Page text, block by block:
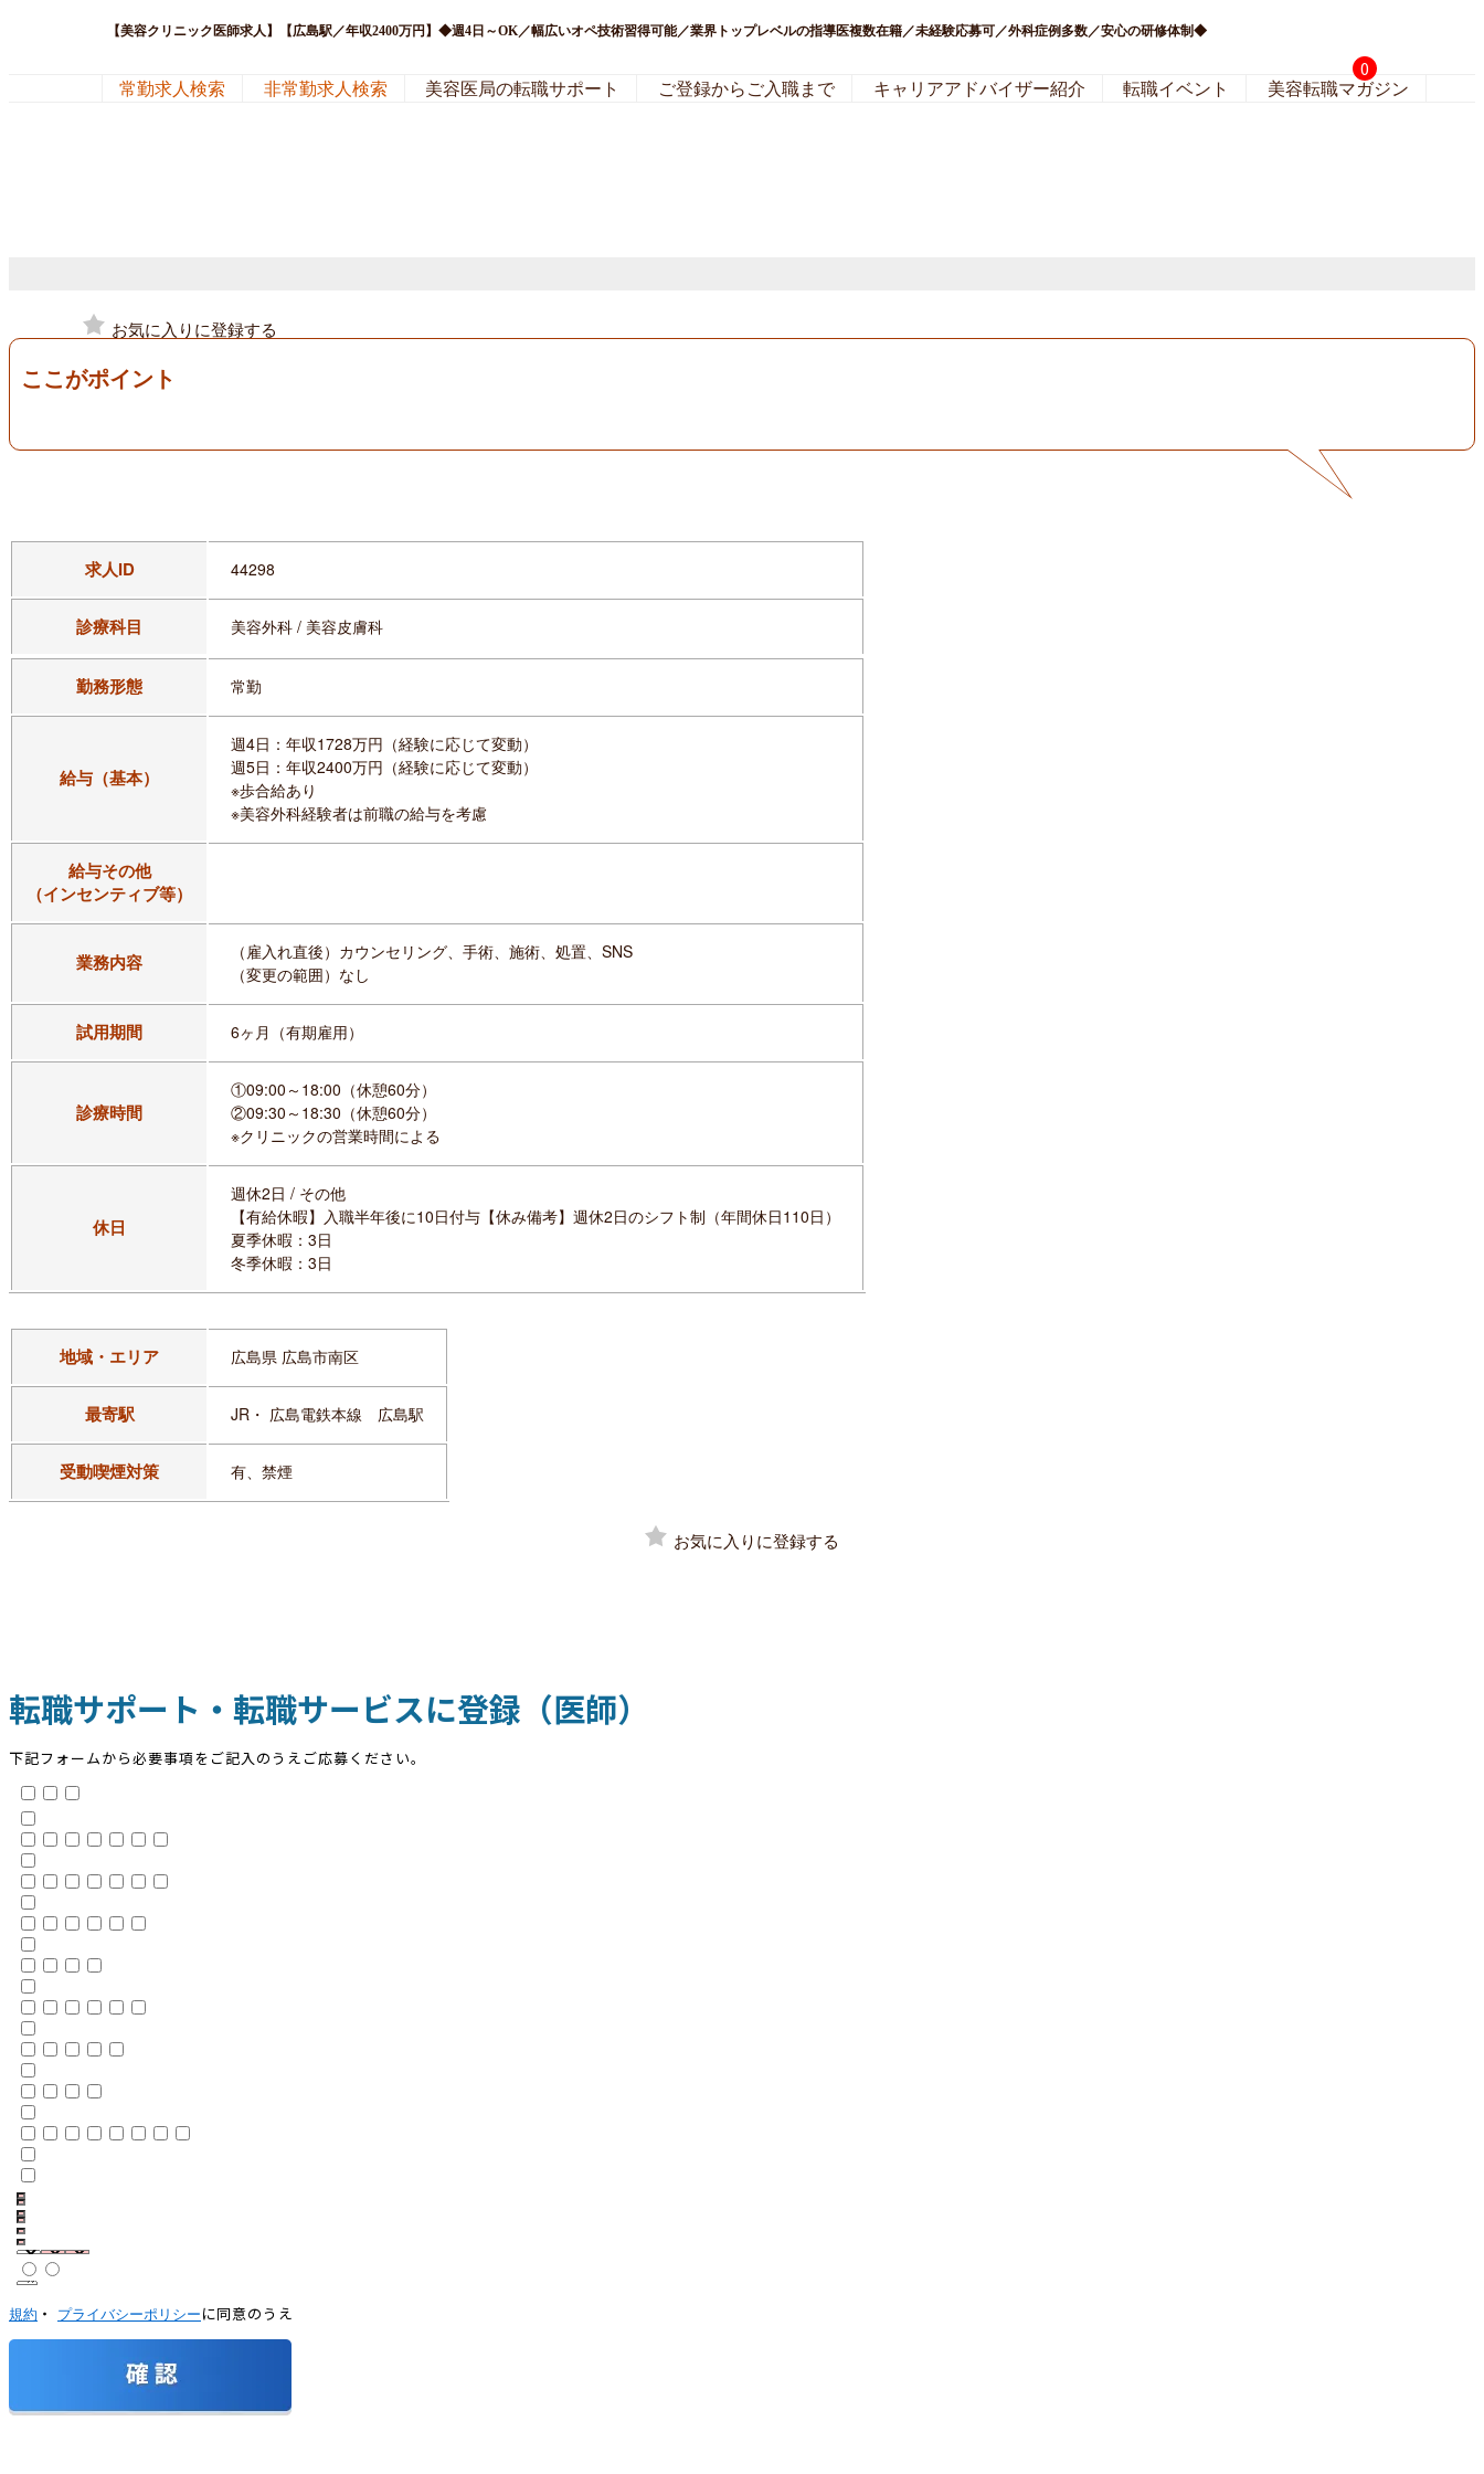
【美容クリニック医師求人】【広島駅／年収2400万円】◆週4日～OK／幅広いオペ技術習得可能／業界トップレベルの指導医複数在籍／未経験応募可／外科症例多数／安心の研修体制◆
0
常勤求人検索 非常勤求人検索 美容医局の転職サポート ご登録からご入職まで キャリアアドバイザー紹介 転職イベント 美容転職マガジン
お気に入りに登録する
ここがポイント
求人ID 44298
診療科目 美容外科 / 美容皮膚科
勤務形態 常勤
給与（基本）
週4日：年収1728万円（経験に応じて変動）
週5日：年収2400万円（経験に応じて変動）
※歩合給あり
※美容外科経験者は前職の給与を考慮
給与その他
（インセンティブ等）
業務内容
（雇入れ直後）カウンセリング、手術、施術、処置、SNS
（変更の範囲）なし
試用期間 6ヶ月（有期雇用）
診療時間
①09:00～18:00（休憩60分）
②09:30～18:30（休憩60分）
※クリニックの営業時間による
休日
週休2日 / その他
【有給休暇】入職半年後に10日付与【休み備考】週休2日のシフト制（年間休日110日）
夏季休暇：3日
冬季休暇：3日
地域・エリア 広島県 広島市南区
最寄駅 JR・ 広島電鉄本線 広島駅
受動喫煙対策 有、禁煙
お気に入りに登録する
転職サポート・転職サービスに登録（医師）
下記フォームから必要事項をご記入のうえご応募ください。
規約 ・ プライバシーポリシー に同意のうえ